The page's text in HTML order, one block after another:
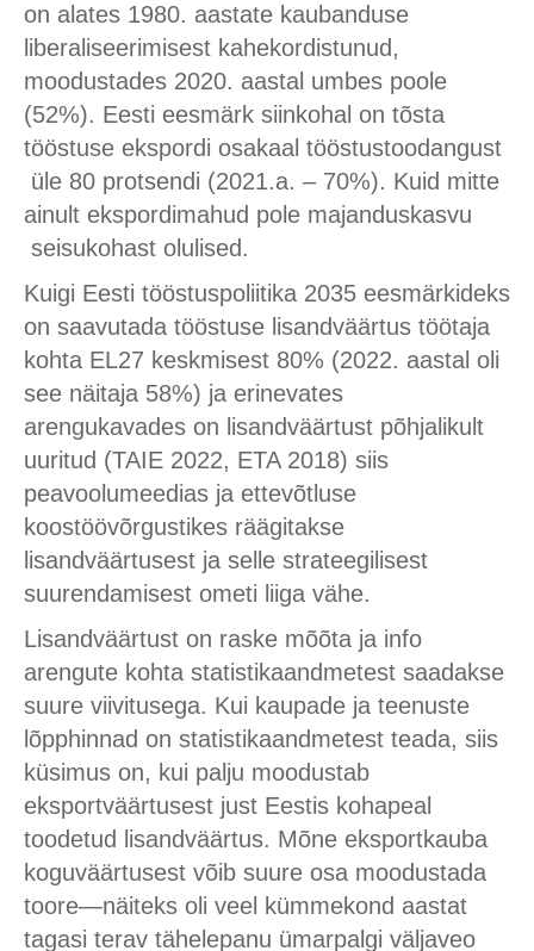
on alates 1980. aastate kaubanduse
liberaliseerimisest kahekordistunud,
moodustades 2020. aastal umbes poole
(52%). Eesti eesmärk siinkohal on tõsta
tööstuse ekspordi osakaal tööstustoodangust
üle 80 protsendi (2021.a. – 70%). Kuid mitte
ainult ekspordimahud pole majanduskasvu
seisukohast olulised.
Kuigi Eesti tööstuspoliitika 2035 eesmärkideks
on saavutada tööstuse lisandväärtus töötaja
kohta EL27 keskmisest 80% (2022. aastal oli
see näitaja 58%) ja erinevates
arengukavades on lisandväärtust põhjalikult
uuritud (TAIE 2022, ETA 2018) siis
peavoolumeedias ja ettevõtluse
koostöövõrgustikes räägitakse
lisandväärtusest ja selle strateegilisest
suurendamisest ometi liiga vähe.
Lisandväärtust on raske mõõta ja info
arengute kohta statistikaandmetest saadakse
suure viivitusega. Kui kaupade ja teenuste
lõpphinnad on statistikaandmetest teada, siis
küsimus on, kui palju moodustab
eksportväärtusest just Eestis kohapeal
toodetud lisandväärtus. Mõne eksportkauba
koguväärtusest võib suure osa moodustada
toore—näiteks oli veel kümmekond aastat
tagasi terav tähelepanu ümarpalgi väljaveo